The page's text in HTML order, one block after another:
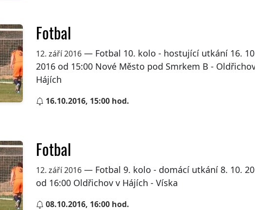
Fotbal
12. září 2016— Fotbal 10. kolo - hostující utkání 16.
2016 od 15:00 Nové Město pod Smrkem B -
Hájích
16.10.2016, 15:00 hod.
Fotbal
12. září 2016— Fotbal 9. kolo - domácí utkání 8. 10.
od 16:00 Oldřichov v Hájích - Víska
08.10.2016, 16:00 hod.